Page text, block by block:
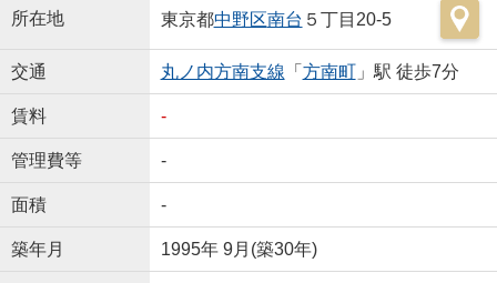
所在地 東京都中野区南台 ５丁目20-5
交通 丸ノ内方南支線 「 方南町」駅 徒歩7分
賃料 -
管理費等 -
面積 -
築年月 1995年 9月(築30年)